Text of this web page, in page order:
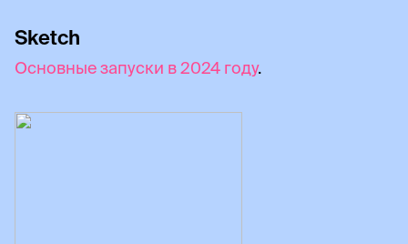
Sketch
Основные запуски в 2024 году.